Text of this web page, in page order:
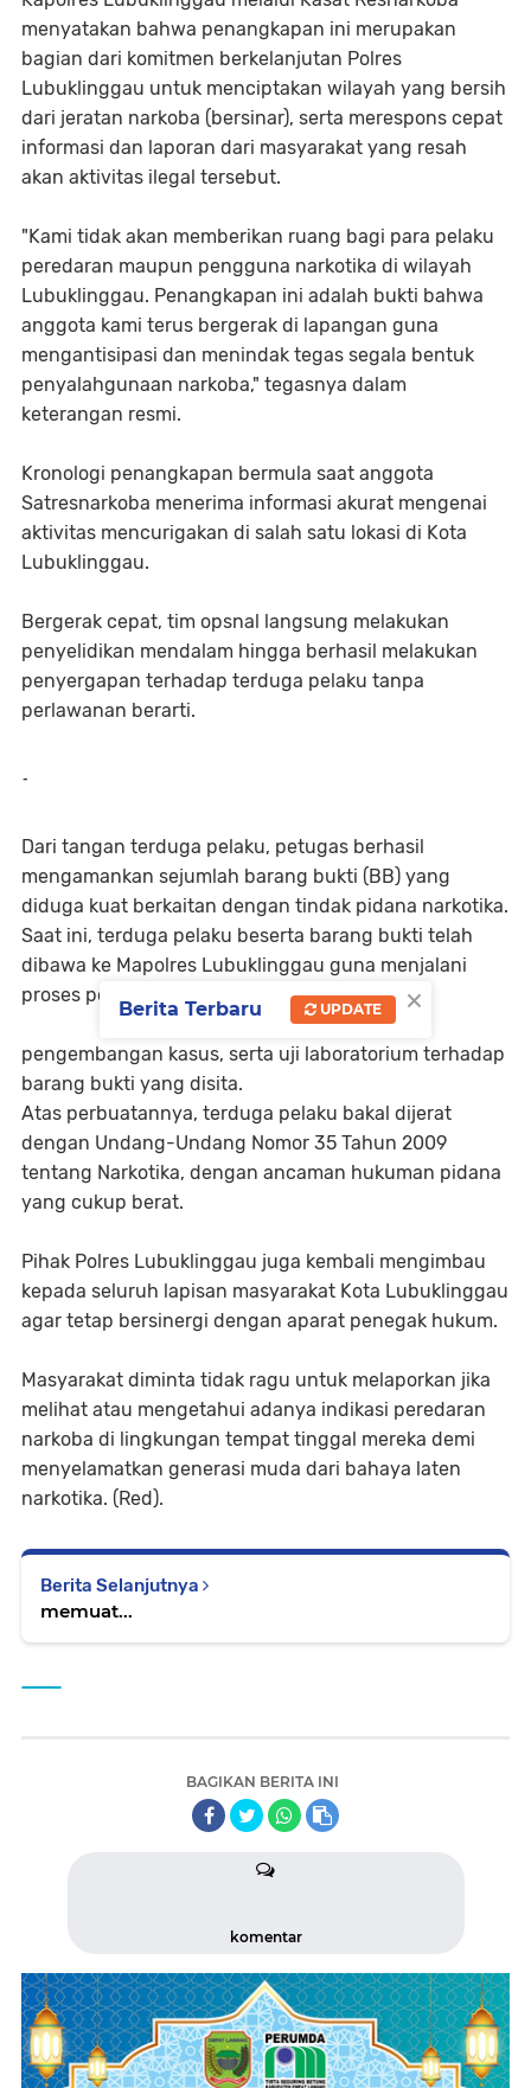
menyatakan bahwa penangkapan ini merupakan
bagian dari komitmen berkelanjutan Polres
Lubuklinggau untuk menciptakan wilayah yang bersih
dari jeratan narkoba (bersinar), serta merespons cepat
informasi dan laporan dari masyarakat yang resah
akan aktivitas ilegal tersebut.
"Kami tidak akan memberikan ruang bagi para pelaku
peredaran maupun pengguna narkotika di wilayah
Lubuklinggau. Penangkapan ini adalah bukti bahwa
anggota kami terus bergerak di lapangan guna
mengantisipasi dan menindak tegas segala bentuk
penyalahgunaan narkoba," tegasnya dalam
keterangan resmi.
Kronologi penangkapan bermula saat anggota
Satresnarkoba menerima informasi akurat mengenai
aktivitas mencurigakan di salah satu lokasi di Kota
Lubuklinggau.
Bergerak cepat, tim opsnal langsung melakukan
penyelidikan mendalam hingga berhasil melakukan
penyergapan terhadap terduga pelaku tanpa
perlawanan berarti.
-
Dari tangan terduga pelaku, petugas berhasil
mengamankan sejumlah barang bukti (BB) yang
diduga kuat berkaitan dengan tindak pidana narkotika.
Saat ini, terduga pelaku beserta barang bukti telah
dibawa ke Mapolres Lubuklinggau guna menjalani
proses pemeriksaan lebih lanjut,
pengembangan kasus, serta uji laboratorium terhadap
barang bukti yang disita.
Atas perbuatannya, terduga pelaku bakal dijerat
dengan Undang-Undang Nomor 35 Tahun 2009
tentang Narkotika, dengan ancaman hukuman pidana
yang cukup berat.
Pihak Polres Lubuklinggau juga kembali mengimbau
kepada seluruh lapisan masyarakat Kota Lubuklinggau
agar tetap bersinergi dengan aparat penegak hukum.
Masyarakat diminta tidak ragu untuk melaporkan jika
melihat atau mengetahui adanya indikasi peredaran
narkoba di lingkungan tempat tinggal mereka demi
menyelamatkan generasi muda dari bahaya laten
narkotika. (Red).
Berita Selanjutnya
memuat...
BAGIKAN BERITA INI
komentar
×
Berita Terbaru UPDATE